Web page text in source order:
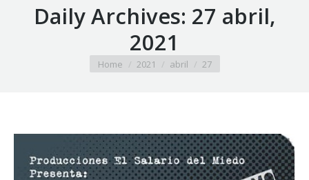
Daily Archives: 27 abril,
2021
You are here:
Home 2021 abril 27